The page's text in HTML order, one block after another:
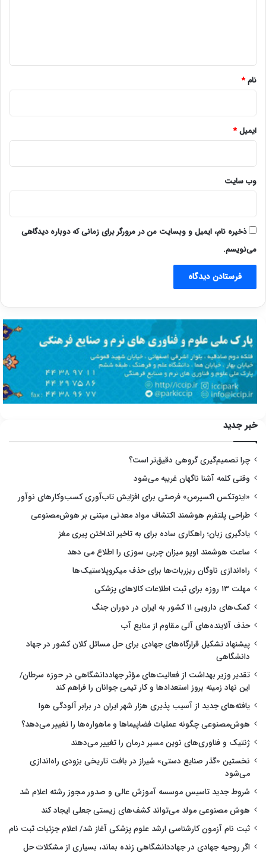
نام*
ایمیل*
وب‌ سایت
ذخیره نام، ایمیل و وبسایت من در مرورگر برای زمانی که دوباره دیدگاهی
می‌نویسم.
خبر جدید
چرا تصمیم‌گیری گروهی دقیق‌تر است؟
وقتی کلمه آشنا ناگهان غریبه می‌شود
«اینوتکس اکسپرس» فرصتی برای افزایش تاب‌آوری کسب‌وکارهای نوآور
طراحی پلتفرم هوشمند اکتشاف مواد معدنی مبتنی بر هوش‌مصنوعی
یادگیری زبان؛ راهکاری ساده برای به تاخیر انداختن پیری مغز
ساعت هوشمند اوپو میزان چربی سوزی را اطلاع می دهد
راه‌اندازی ناوگان ریزربات‌ها برای حذف میکروپلاستیک‌ها
مهلت ۱۳ روزه برای ثبت اطلاعات کالاهای پزشکی
کمک‌های دارویی ۱۱ کشور به ایران در دوران جنگ
حذف آلاینده‌های آلی مقاوم از منابع آب
پیشنهاد تشکیل قرارگاه‌های جهادی برای حل مسائل کلان کشور در جهاد
دانشگاهی
تقدیر وزیر بهداشت از فعالیت‌های مؤثر جهاددانشگاهی در حوزه سرطان/
این نهاد زمینه بروز استعدادها و کار تیمی جوانان را فراهم کند
یافته‌های جدید از آسیب پذیری هزار شهر ایران در برابر آلودگی هوا
هوش‌مصنوعی چگونه عملیات فضاپیماها و ماهواره‌ها را تغییر می‌دهد؟
ژنتیک و فناوری‌های نوین مسیر درمان را تغییر می‌دهند
نخستین «گذر صنایع دستی» شیراز در بافت تاریخی بزودی راه‌اندازی
می‌شود
شروط جدید تاسیس موسسه آموزش عالی و صدور مجوز رشته اعلام شد
هوش مصنوعی مولد می‌تواند کشف‌های زیستی جعلی ایجاد کند
ثبت نام آزمون کارشناسی ارشد علوم پزشکی آغاز شد/ اعلام جزئیات ثبت نام
اگر روحیه جهادی در جهاددانشگاهی زنده بماند، بسیاری از مشکلات حل